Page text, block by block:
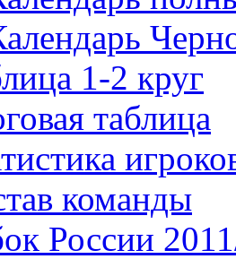
1-2 круг
таблица
команды
России